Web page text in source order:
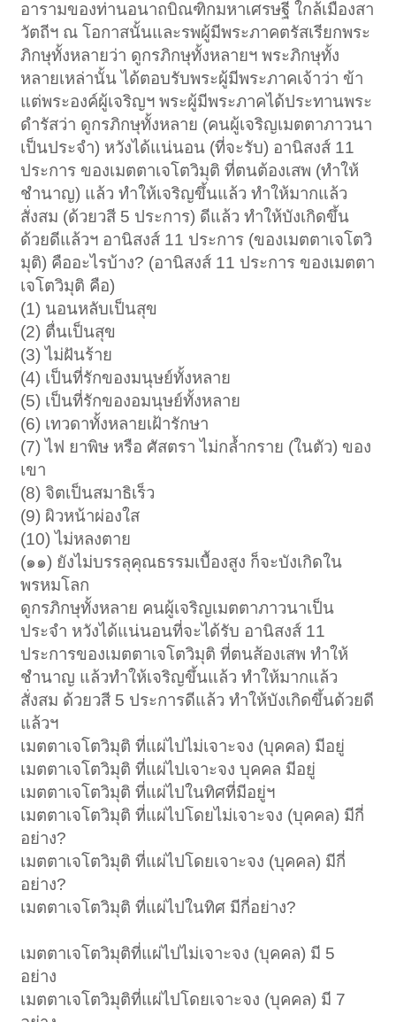
อารามของท่านอนาถบิณฑิกมหาเศรษฐี ใกล้เมืองสา
วัตถีฯ ณ โอกาสนั้นและรพผู้มีพระภาคตรัสเรียกพระ
ภิกษุทั้งหลายว่า ดูกรภิกษุทั้งหลายฯ พระภิกษุทั้ง
หลายเหล่านั้น ได้ตอบรับพระผู้มีพระภาคเจ้าว่า ข้า
แต่พระองค์ผู้เจริญฯ พระผู้มีพระภาคได้ประทานพระ
ดำรัสว่า ดูกรภิกษุทั้งหลาย (คนผู้เจริญเมตตาภาวนา
เป็นประจำ) หวังได้แน่นอน (ที่จะรับ) อานิสงส์ 11
ประการ ของเมตตาเจโตวิมุติ ที่ตนต้องเสพ (ทำให้
ชำนาญ) แล้ว ทำให้เจริญขึ้นแล้ว ทำให้มากแล้ว
สั่งสม (ด้วยวสี 5 ประการ) ดีแล้ว ทำให้บังเกิดขึ้น
ด้วยดีแล้วฯ อานิสงส์ 11 ประการ (ของเมตตาเจโตวิ
มุติ) คืออะไรบ้าง? (อานิสงส์ 11 ประการ ของเมตตา
เจโตวิมุติ คือ)
(1) นอนหลับเป็นสุข
(2) ตื่นเป็นสุข
(3) ไม่ฝันร้าย
(4) เป็นที่รักของมนุษย์ทั้งหลาย
(5) เป็นที่รักของอมนุษย์ทั้งหลาย
(6) เทวดาทั้งหลายเฝ้ารักษา
(7) ไฟ ยาพิษ หรือ ศัสตรา ไม่กล้ำกราย (ในตัว) ของ
เขา
(8) จิตเป็นสมาธิเร็ว
(9) ผิวหน้าผ่องใส
(10) ไม่หลงตาย
(๑๑) ยังไม่บรรลุคุณธรรมเบื้องสูง ก็จะบังเกิดใน
พรหมโลก
ดูกรภิกษุทั้งหลาย คนผู้เจริญเมตตาภาวนาเป็น
ประจำ หวังได้แน่นอนที่จะได้รับ อานิสงส์ 11
ประการของเมตตาเจโตวิมุติ ที่ตนส้องเสพ ทำให้
ชำนาญ แล้วทำให้เจริญขึ้นแล้ว ทำให้มากแล้ว
สั่งสม ด้วยวสี 5 ประการดีแล้ว ทำให้บังเกิดขึ้นด้วยดี
แล้วฯ
เมตตาเจโตวิมุติ ที่แผ่ไปไม่เจาะจง (บุคคล) มีอยู่
เมตตาเจโตวิมุติ ที่แผ่ไปเจาะจง บุคคล มีอยู่
เมตตาเจโตวิมุติ ที่แผ่ไปในทิศที่มีอยู่ฯ
เมตตาเจโตวิมุติ ที่แผ่ไปโดยไม่เจาะจง (บุคคล) มีกี่
อย่าง?
เมตตาเจโตวิมุติ ที่แผ่ไปโดยเจาะจง (บุคคล) มีกี่
อย่าง?
เมตตาเจโตวิมุติ ที่แผ่ไปในทิศ มีกี่อย่าง?
เมตตาเจโตวิมุติที่แผ่ไปไม่เจาะจง (บุคคล) มี 5
อย่าง
เมตตาเจโตวิมุติที่แผ่ไปโดยเจาะจง (บุคคล) มี 7